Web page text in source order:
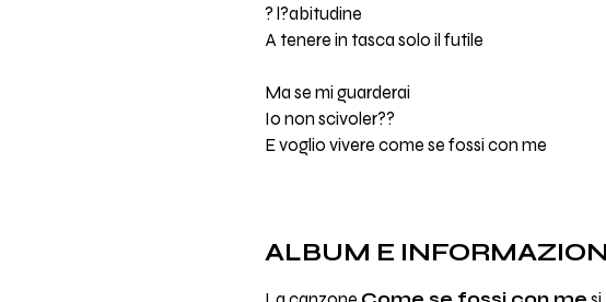
? l?abitudine
A tenere in tasca solo il futile
Ma se mi guarderai
Io non scivoler??
E voglio vivere come se fossi con me
ALBUM E